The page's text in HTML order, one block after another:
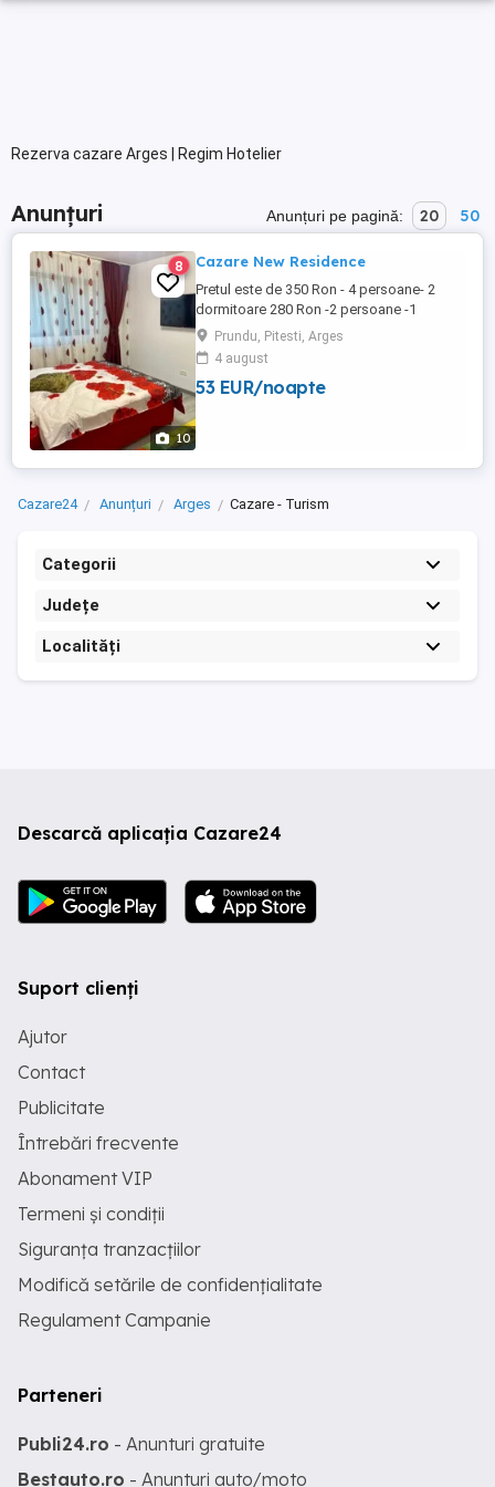
Rezerva cazare Arges | Regim Hotelier
Anunțuri Anunțuri pe pagină: 20 50
10
8 Cazare New Residence
Pretul este de 350 Ron - 4 persoane- 2
dormitoare 280 Ron -2 persoane -1
dormitor 220 Ron-1 persoana-1 dormitor
Apartament nou in regim hotelier!!!
Dispune de curte si parcare privata gratui(
nu este necesara rezervarea) Internet
Prundu, Pitesti, Arges
4 august
53 EUR/noapte
Cazare24 Anunțuri Arges Cazare - Turism
Categorii
Județe
Localități
Descarcă aplicația Cazare24
Suport clienți
Ajutor
Contact
Publicitate
Întrebări frecvente
Abonament VIP
Termeni și condiții
Siguranța tranzacțiilor
Modifică setările de confidențialitate
Regulament Campanie
Parteneri
Publi24.ro - Anunturi gratuite
Bestauto.ro - Anunturi auto/moto